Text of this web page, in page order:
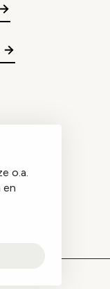
o.a.
en